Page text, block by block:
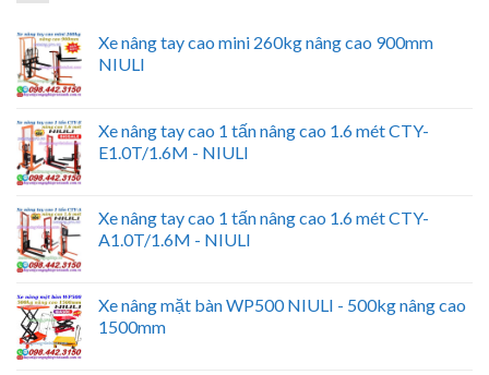
Xe nâng tay cao mini 260kg nâng cao 900mm
NIULI
Xe nâng tay cao 1 tấn nâng cao 1.6 mét CTY-
E1.0T/1.6M - NIULI
Xe nâng tay cao 1 tấn nâng cao 1.6 mét CTY-
A1.0T/1.6M - NIULI
Xe nâng mặt bàn WP500 NIULI - 500kg nâng cao
1500mm